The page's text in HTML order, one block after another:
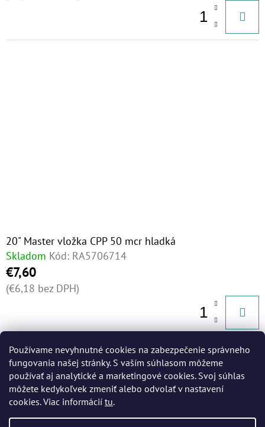
Používame nevyhnutné cookies na zabezpečenie správneho
fungovania našej stránky. S vaším súhlasom môžeme
používať aj analytické a marketingové cookies. Svoj súhlas
môžete kedykoľvek zmeniť alebo odvolať v nastavení
cookies. Viac informácií tu.
20" Master vložka CPP 50 mcr hladká
Skladom Kód: RA5706714
€7,60
(€6,18 bez DPH)
O
V
L
6položiek celkom
Z